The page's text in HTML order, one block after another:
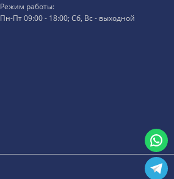
Режим работы:
Пн-Пт 09:00 - 18:00; Сб, Вс - выходной